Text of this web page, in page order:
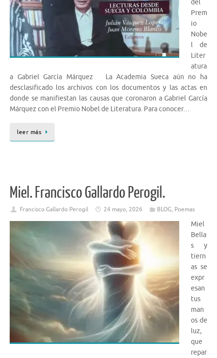
del
Prem
io
Nobe
l de
Liter
atura
a Gabriel García Márquez La Academia Sueca aún no ha
desclasificado los archivos con los documentos y las actas en
donde se manifiestan las causas que coronaron a Gabriel García
Márquez con el Premio Nobel de Literatura. Para conocer…
leer más
Miel. Francisco Gallardo Perogil.
Francisco Gallardo Perogil 24 mayo, 2026 BLOG, Poemas
Miel
Bella
s y
tiern
as se
expr
esan
tus
man
os de
luz,
que
repar